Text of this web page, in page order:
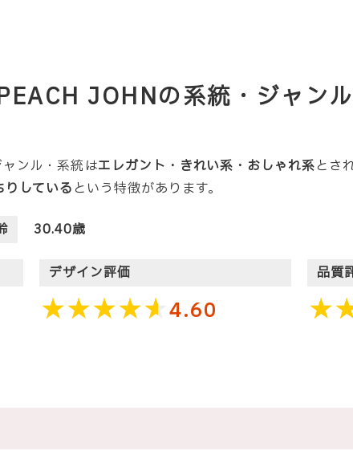
JOHNの系統・ジャン
ンル・系統はエレガント・きれい系・おしゃれ系とさ
している という特徴があります。
30.40歳
デザイン評価
4.60
品質